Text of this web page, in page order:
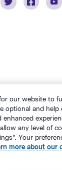
our website to
optional and help
enhanced
any level of
Your
more about our